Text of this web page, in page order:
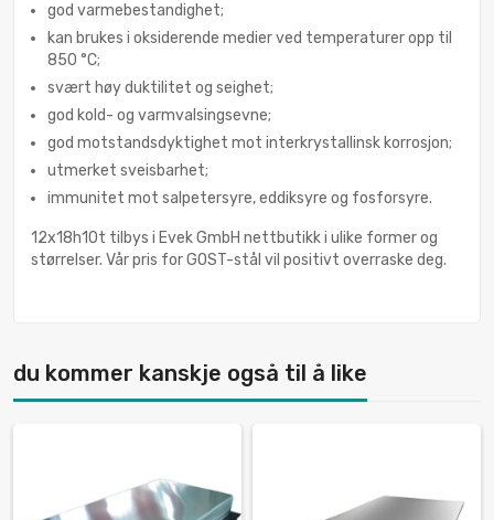
god varmebestandighet;
kan brukes i oksiderende medier ved temperaturer opp til
850 °C;
svært høy duktilitet og seighet;
god kold- og varmvalsingsevne;
god motstandsdyktighet mot interkrystallinsk korrosjon;
utmerket sveisbarhet;
immunitet mot salpetersyre, eddiksyre og fosforsyre.
12x18h10t tilbys i Evek GmbH nettbutikk i ulike former og
størrelser. Vår pris for GOST-stål vil positivt overraske deg.
du kommer kanskje også til å like